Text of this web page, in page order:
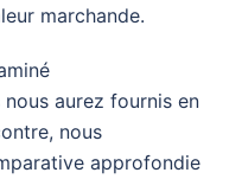
marchande.
aurez fournis en
nous
approfondie